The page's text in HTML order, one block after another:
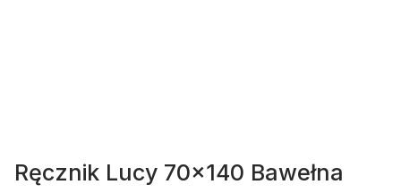
Ręcznik Lucy 70x140 Bawełna